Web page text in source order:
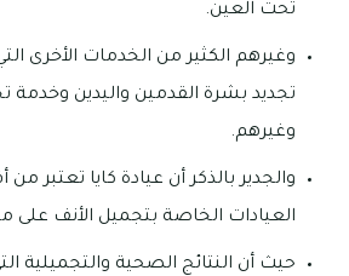
تحت العين.
وغيرهم الكثير من الخدمات الأخرى
تجديد بشرة القدمين واليدين وخدمة
وغيرهم.
والجدير بالذكر أن عيادة كايا تعتبر
العيادات الخاصة بتجميل الأنف على
حيث أن النتائج الصحية والتجميلية